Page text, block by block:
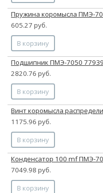
Пружина коромысла ПМЭ-
605.27 руб.
В корзину
Подшипник ПМЭ-7050 77939
2820.76 руб.
В корзину
Винт коромысла
1175.96 руб.
В корзину
Конденсатор 100 mf ПМЭ-
7049.98 руб.
В корзину